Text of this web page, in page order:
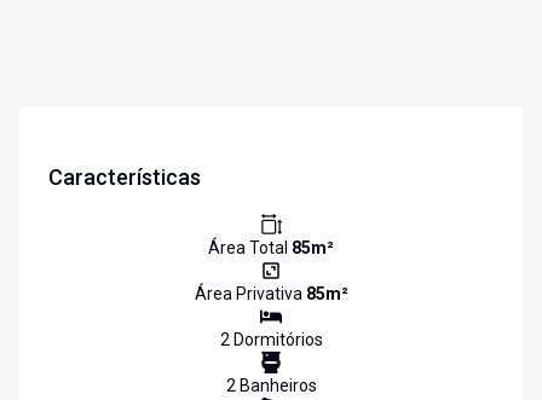
Características
Área Total 85m²
Área Privativa 85m²
2Dormitórios
2Banheiros